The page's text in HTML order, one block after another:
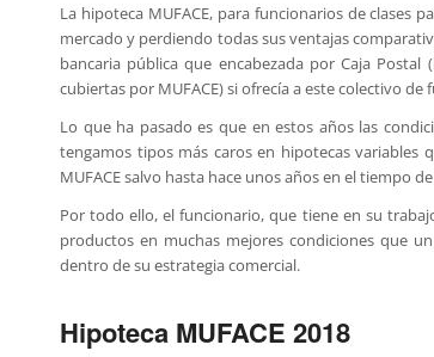
La hipoteca MUFACE, para funcionarios de clases
mercado y perdiendo todas sus ventajas
bancaria pública que encabezada por Caja
cubiertas por MUFACE) si ofrecía a este colectivo
Lo que ha pasado es que en estos años las
tengamos tipos más caros en hipotecas variables
MUFACE salvo hasta hace unos años en el tiempo
Por todo ello, el funcionario, que tiene en su
productos en muchas mejores condiciones que
dentro de su estrategia comercial.
Hipoteca MUFACE 2018